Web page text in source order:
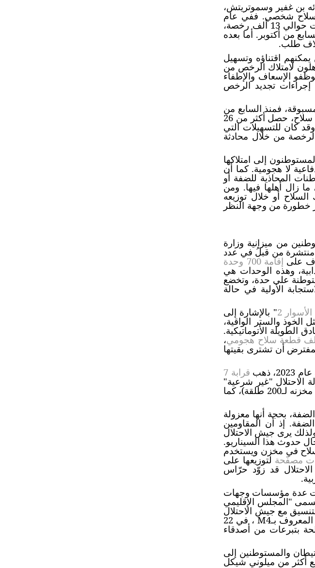
بنيامين نتانياهو، وشركائه بن غفير وسموتريتش،
سلاح شخصي. ففي عام
2021 أصدرت سلطات الاحتلال قرابة 10 آلاف رخصة سلاح جديدة، وفي عام 2022 أصدرت حوالي 13 ألف رخصة،
من أكتوبر. أما بعده
اقتناؤه وتسهيل
لامتلاك الرخص من
وموظفو الإسعاف والإطفاء
إجراءات تجديد الرخص
فمنذ السابع من
بطلب الحصول على رخصة سلاح، حصل أكثر من 26
مشروطة. وقد كان للتسهيلات التي
من خلال محادثة
إلى امتلاكها
لا هجومية. كما أن
المحاذية للضفة أو
المختلطة"، وهي المدن العربية في الداخل المحتل عام48 التي ما زال أهلها فيها. ومن
أو خلال توزيعه
خطورة من وجهة النظر
من ميزانية وزارة
منتشرة من قبلُ في عدد
على إقامة 700 وحدة
وهذه الوحدات هي
في كل مستوطنة على حدة، وتخضع
الاستجابة الأولية في حالة
2 " بالإشارة إلى
مثل الخوذ والستر الواقية،
الأتوماتيكية.
،
لشراء 40 ألف قطعة، من المفترض أن تشترى بقيتها
ذهب
قرابة 7
الاحتلال "غير شرعية"
(رشاش ثقيل يتسع مخزنه لـ200 طلقة)، كما
بحجة أنها معزولة
إذ أن المقاومين
يرى جيش الاحتلال
حدوث هذا السيناريو.
في مخزن ويستخدم
لتوزيعها على
قد زوّد حرّاس
عدة مؤسسات وجهات
"المجلس الإقليمي
مع جيش الاحتلال
بـM4 ، في 22
شراء هذه الأسلحة بتبرعات من أصدقاء
المختصتان في دعم الاستيطان والمستوطنين إلى
أكثر من ميلوني شيكل